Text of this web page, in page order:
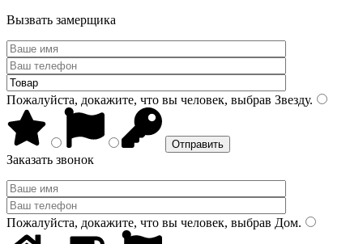
Вызвать замерщика
Пожалуйста, докажите, что вы человек, выбрав Звезду.
Заказать звонок
Пожалуйста, докажите, что вы человек, выбрав Дом.